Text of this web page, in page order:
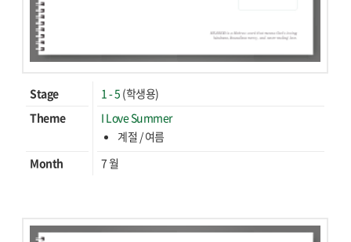
Stage 1 - 5 (학생용)
Theme
I Love Summer
계절 / 여름
Month
7 월